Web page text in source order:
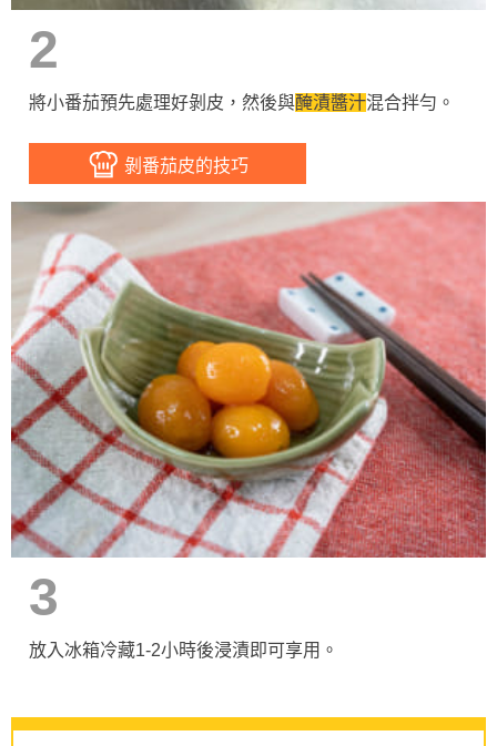
2
將小番茄預先處理好剝皮，然後與醃漬醬汁混合拌勻。
剝番茄皮的技巧
3
放入冰箱冷藏1-2小時後浸漬即可享用。